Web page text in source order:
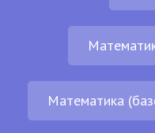
Математика